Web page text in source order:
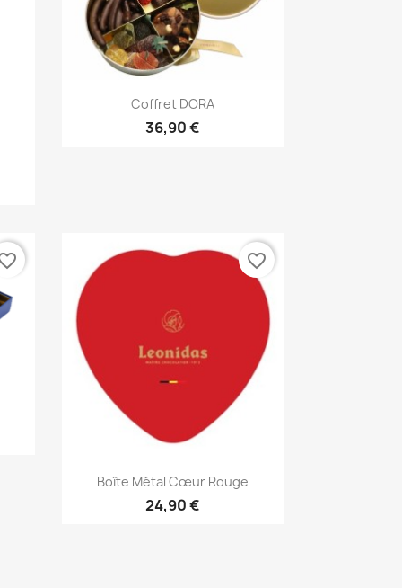
Aperçu rapide
Coffret DORA
36,90 €
 Aperçu rapide
Boîte Métal Cœur Rouge
24,90 €
favorite_border